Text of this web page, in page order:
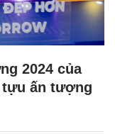
2024 của
tựu ấn tượng